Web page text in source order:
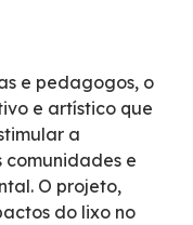
e pedagogos, o
e artístico que
a
comunidades e
O projeto,
do lixo no